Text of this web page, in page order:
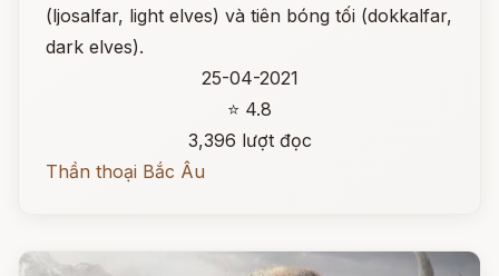
(ljosalfar, light elves) và tiên bóng tối (dokkalfar,
dark elves).
25-04-2021
⭐ 4.8
3,396 lượt đọc
Thần thoại Bắc Âu